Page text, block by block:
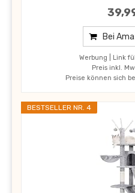
Bei
Werbung | Link
Preis inkl.
Preise können sich
BESTSELLER NR. 4